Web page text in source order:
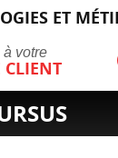
ET
votre
CLIENT